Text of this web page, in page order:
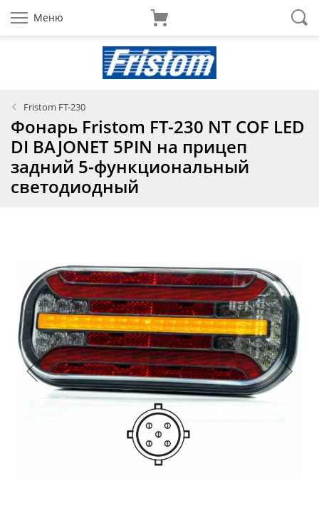
Меню
Fristom FT-230
Фонарь Fristom FT-230 NT COF LED
DI BAJONET 5PIN на прицеп
задний 5-функциональный
светодиодный